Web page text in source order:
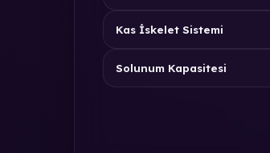
Kas İskelet Sistemi
Solunum Kapasitesi